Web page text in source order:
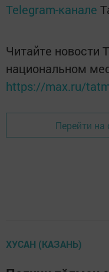
Telegram-канале
Читайте новости
национальном
https://max.ru/
Перейти на
ХУСАН (КАЗАНЬ)